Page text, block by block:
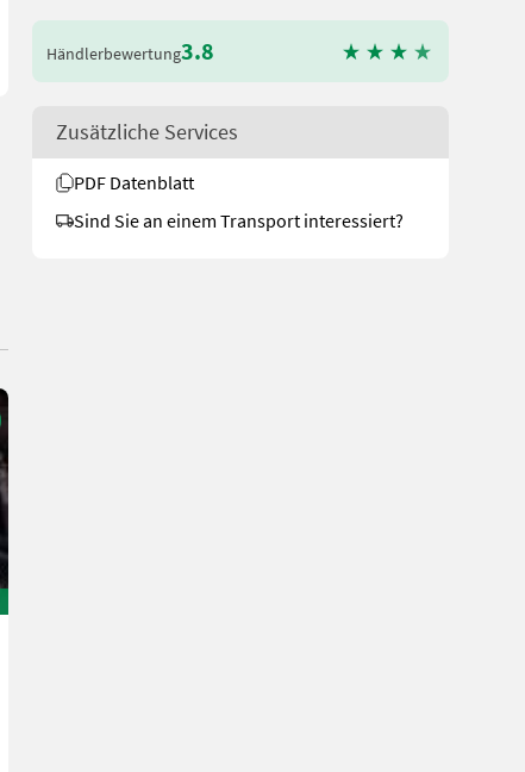
Händlerbewertung3.8
Zusätzliche Services
PDF Datenblatt
Sind Sie an einem Transport interessiert?